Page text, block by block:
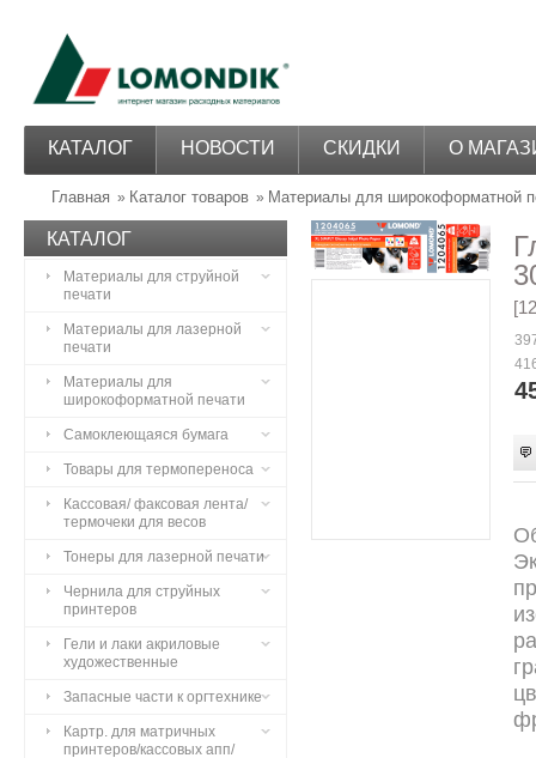
КАТАЛОГ НОВОСТИ СКИДКИ О
Главная » Каталог товаров » Материалы для широкоформатной
КАТАЛОГ
Материалы для струйной
печати
Материалы для лазерной
печати
Материалы для
широкоформатной печати
Самоклеющаяся бумага
Товары для термопереноса
Кассовая/ факсовая лента/
термочеки для весов
Тонеры для лазерной печати
Чернила для струйных
принтеров
Гели и лаки акриловые
художественные
Запасные части к оргтехнике
Картр. для матричных
принтеров/кассовых апп/